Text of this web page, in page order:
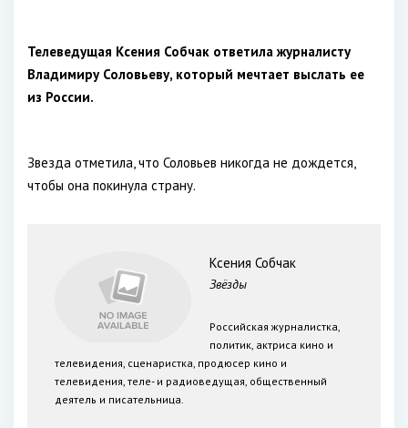
Телеведущая Ксения Собчак ответила журналисту
Владимиру Соловьеву, который мечтает выслать ее
из России.
Звезда отметила, что Соловьев никогда не дождется,
чтобы она покинула страну.
Ксения Собчак
Звёзды
Российская журналистка,
политик, актриса кино и
телевидения, сценаристка, продюсер кино и
телевидения, теле- и радиоведущая, общественный
деятель и писательница.